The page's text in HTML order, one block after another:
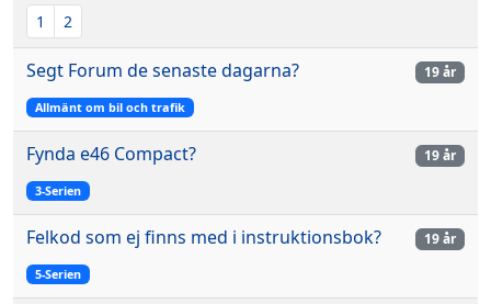
1 2
Segt Forum de senaste dagarna?
Allmänt om bil och trafik
19 år
Fynda e46 Compact?
3-Serien
19 år
Felkod som ej finns med i instruktionsbok?
5-Serien
19 år